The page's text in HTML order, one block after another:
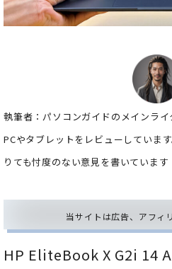
執筆者：パソコンガイドのメインラ
PCやタブレットをレビューしていま
りても忖度のない意見を書いています
当サイトは広告、アフィ
HP EliteBook X G2i 14